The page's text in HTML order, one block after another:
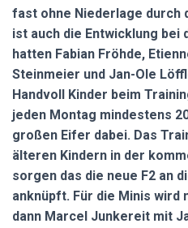
fast ohne Niederlage durch
ist auch die Entwicklung bei
hatten Fabian Fröhde,
Steinmeier und Jan-Ole
Handvoll Kinder beim
jeden Montag mindestens
großen Eifer dabei. Das
älteren Kindern in der
sorgen das die neue F2 an
anknüpft. Für die Minis wird
dann Marcel Junkereit mit